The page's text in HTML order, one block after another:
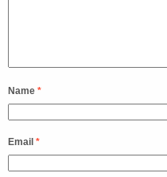
Name *
Email *